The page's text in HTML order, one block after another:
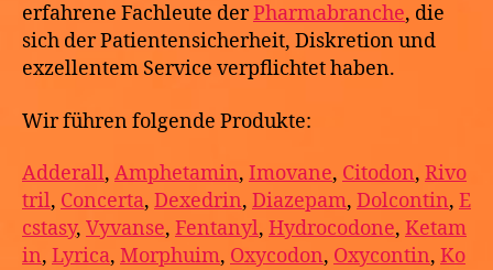
erfahrene Fachleute derPharmabranche, die
sich der Patientensicherheit, Diskretion und
exzellentem Service verpflichtet haben.
Wir führen folgende Produkte:
Adderall, Amphetamin, Imovane, Citodon, Rivo
tril, Concerta, Dexedrin, Diazepam, Dolcontin, E
cstasy, Vyvanse, Fentanyl, Hydrocodone, Ketam
in, Lyrica, Morphuim, Oxycodon, Oxycontin, Ko